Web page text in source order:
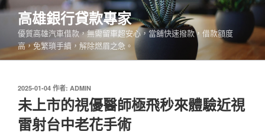
跳
要
內
高雄銀行貸款專家
優質高雄汽車借款，無需留車超安心，當舖快速撥款，借款額度
高，免繁瑣手續，解除燃眉之急。
發
於
2025-01-04 作者: ADMIN
未上市的視優醫師極飛秒來體驗近視
雷射台中老花手術